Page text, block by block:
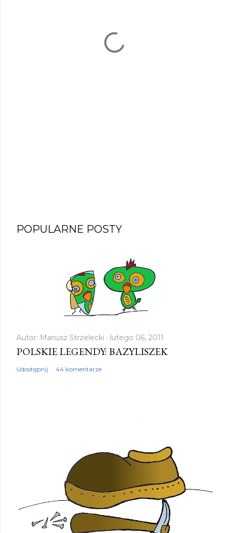
POPULARNE POSTY
Autor: Mariusz Strzelecki lutego 06, 2011
POLSKIE LEGENDY: BAZYLISZEK
Udostępnij 44 komentarze